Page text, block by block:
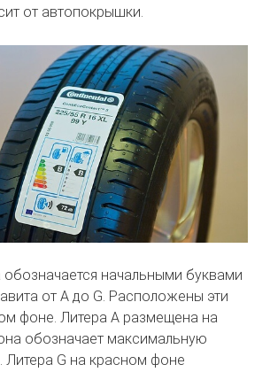
от автопокрышки.
обозначается начальными буквами
от A до G. Расположены эти
фоне. Литера A размещена на
обозначает максимальную
Литера G на красном фоне